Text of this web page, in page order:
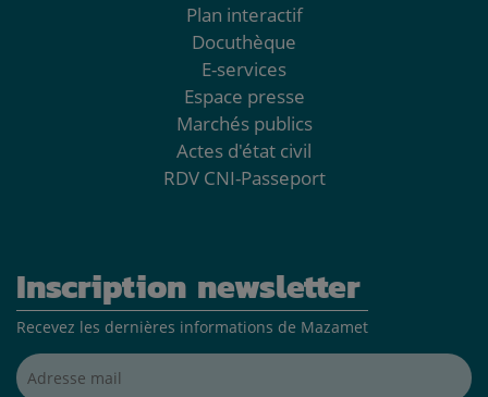
Plan interactif
Docuthèque
E-services
Espace presse
Marchés publics
Actes d'état civil
RDV CNI-Passeport
Inscription newsletter
Recevez les dernières informations de Mazamet
Adresse mail*